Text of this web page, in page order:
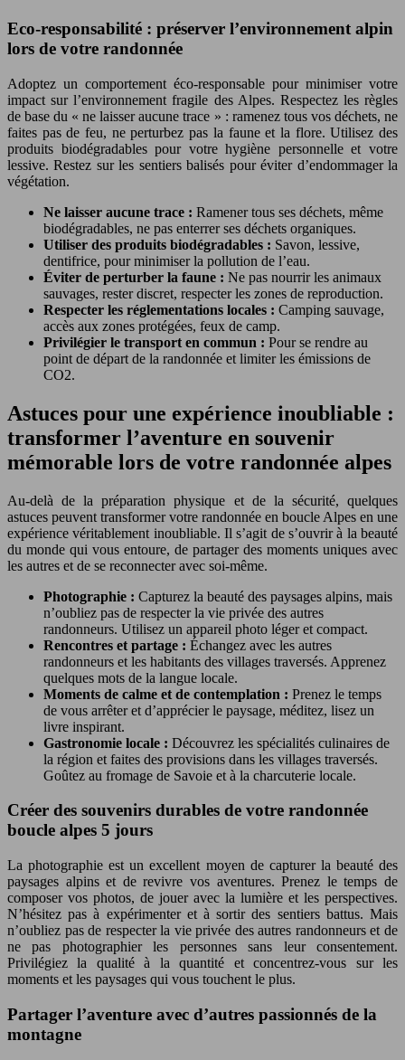
Eco-responsabilité : préserver l’environnement alpin
lors de votre randonnée
Adoptez un comportement éco-responsable pour minimiser votre
impact sur l’environnement fragile des Alpes. Respectez les règles
de base du « ne laisser aucune trace » : ramenez tous vos déchets, ne
faites pas de feu, ne perturbez pas la faune et la flore. Utilisez des
produits biodégradables pour votre hygiène personnelle et votre
lessive. Restez sur les sentiers balisés pour éviter d’endommager la
végétation.
Ne laisser aucune trace : Ramener tous ses déchets, même
biodégradables, ne pas enterrer ses déchets organiques.
Utiliser des produits biodégradables : Savon, lessive,
dentifrice, pour minimiser la pollution de l’eau.
Éviter de perturber la faune : Ne pas nourrir les animaux
sauvages, rester discret, respecter les zones de reproduction.
Respecter les réglementations locales : Camping sauvage,
accès aux zones protégées, feux de camp.
Privilégier le transport en commun : Pour se rendre au
point de départ de la randonnée et limiter les émissions de
CO2.
Astuces pour une expérience inoubliable :
transformer l’aventure en souvenir
mémorable lors de votre randonnée alpes
Au-delà de la préparation physique et de la sécurité, quelques
astuces peuvent transformer votre randonnée en boucle Alpes en une
expérience véritablement inoubliable. Il s’agit de s’ouvrir à la beauté
du monde qui vous entoure, de partager des moments uniques avec
les autres et de se reconnecter avec soi-même.
Photographie : Capturez la beauté des paysages alpins, mais
n’oubliez pas de respecter la vie privée des autres
randonneurs. Utilisez un appareil photo léger et compact.
Rencontres et partage : Échangez avec les autres
randonneurs et les habitants des villages traversés. Apprenez
quelques mots de la langue locale.
Moments de calme et de contemplation : Prenez le temps
de vous arrêter et d’apprécier le paysage, méditez, lisez un
livre inspirant.
Gastronomie locale : Découvrez les spécialités culinaires de
la région et faites des provisions dans les villages traversés.
Goûtez au fromage de Savoie et à la charcuterie locale.
Créer des souvenirs durables de votre randonnée
boucle alpes 5 jours
La photographie est un excellent moyen de capturer la beauté des
paysages alpins et de revivre vos aventures. Prenez le temps de
composer vos photos, de jouer avec la lumière et les perspectives.
N’hésitez pas à expérimenter et à sortir des sentiers battus. Mais
n’oubliez pas de respecter la vie privée des autres randonneurs et de
ne pas photographier les personnes sans leur consentement.
Privilégiez la qualité à la quantité et concentrez-vous sur les
moments et les paysages qui vous touchent le plus.
Partager l’aventure avec d’autres passionnés de la
montagne